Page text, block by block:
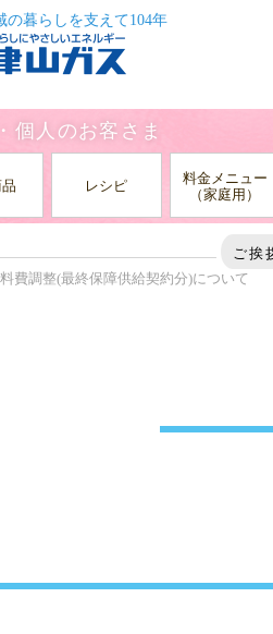
の暮らしを支えて104年
個人のお客さま
レシピ
料金メニュー
（家庭用）
費調整(最終保障供給契約分)について
ご挨